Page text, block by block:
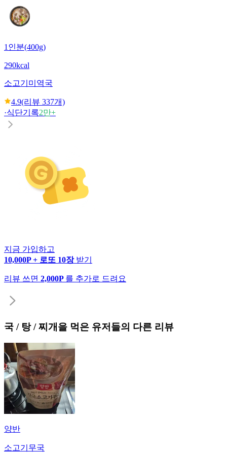
1인분(400g)
290kcal
소고기미역국
4.9(리뷰 337개)
·식단기록2만+
지금 가입하고
10,000P + 로또 10장 받기
리뷰 쓰면 2,000P 를 추가로 드려요
국 / 탕 / 찌개 을 먹은 유저들의 다른 리뷰
양반
소고기무국